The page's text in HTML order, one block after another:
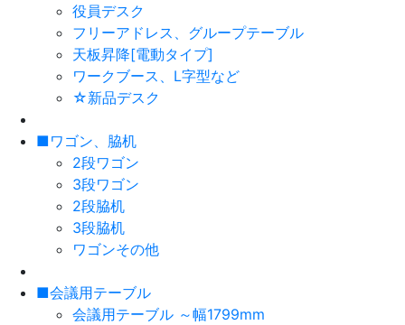
役員デスク
フリーアドレス、グループテーブル
天板昇降[電動タイプ]
ワークブース、L字型など
☆新品デスク
■ワゴン、脇机
2段ワゴン
3段ワゴン
2段脇机
3段脇机
ワゴンその他
■会議用テーブル
会議用テーブル ～幅1799mm